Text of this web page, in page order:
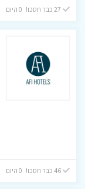
46 כבר חסכו! 0 היום